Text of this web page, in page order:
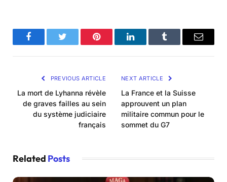
FacebookTwitter Pinterest LinkedInTumblr Email
PREVIOUS ARTICLE
La mort de Lyhanna révèle
de graves failles au sein
du système judiciaire
français
NEXT ARTICLE
La France et la Suisse
approuvent un plan
militaire commun pour le
sommet du G7
Related Posts